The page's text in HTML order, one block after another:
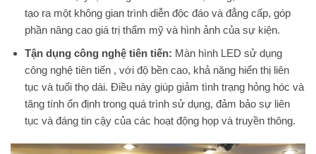
tạo ra một không gian trình diễn độc đáo và đẳng cấp, góp
phần nâng cao giá trị thẩm mỹ và hình ảnh của sự kiện.
Tận dụng công nghệ tiên tiến: Màn hình LED sử dụng
công nghệ tiên tiến , với độ bền cao, khả năng hiển thị liên
tục và tuổi thọ dài. Điều này giúp giảm tình trạng hỏng hóc và
tăng tính ổn định trong quá trình sử dụng, đảm bảo sự liên
tục và đáng tin cậy của các hoạt động họp và truyền thông.